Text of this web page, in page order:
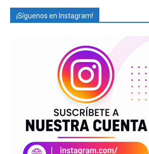
¡Síguenos en Instagram!